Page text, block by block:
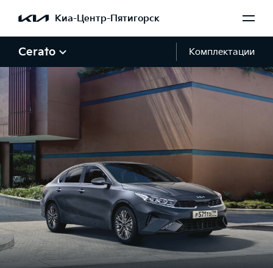
Киа-Центр-Пятигорск
Cerato Комплектации